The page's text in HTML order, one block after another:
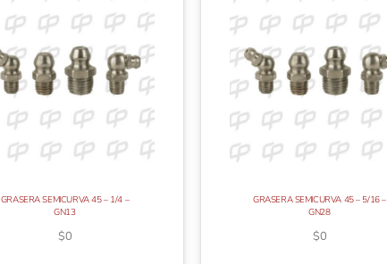
GRASERA SEMICURVA 45 – 1/4 –
GN13
$0
GRASERA SEMICURVA 45 – 5/16 –
GN28
$0